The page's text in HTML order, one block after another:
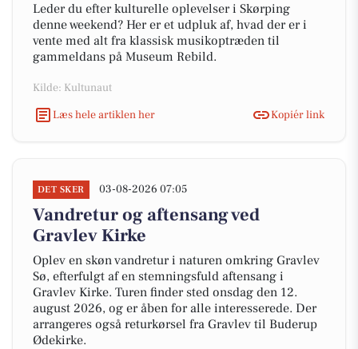
Leder du efter kulturelle oplevelser i Skørping
denne weekend? Her er et udpluk af, hvad der er i
vente med alt fra klassisk musikoptræden til
gammeldans på Museum Rebild.
Kilde: Kultunaut
Læs hele artiklen her
Kopiér link
DET SKER 03-08-2026 07:05
Vandretur og aftensang ved
Gravlev Kirke
Oplev en skøn vandretur i naturen omkring Gravlev
Sø, efterfulgt af en stemningsfuld aftensang i
Gravlev Kirke. Turen finder sted onsdag den 12.
august 2026, og er åben for alle interesserede. Der
arrangeres også returkørsel fra Gravlev til Buderup
Ødekirke.